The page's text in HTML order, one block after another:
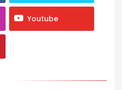
Youtube